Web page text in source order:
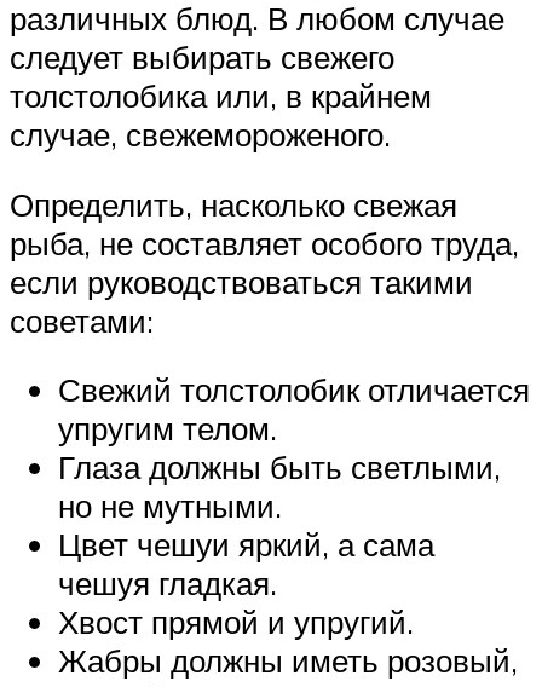
различных блюд. В любом случае
следует выбирать свежего
толстолобика или, в крайнем
случае, свежемороженого.
Определить, насколько свежая
рыба, не составляет особого труда,
если руководствоваться такими
советами:
Свежий толстолобик отличается
упругим телом.
Глаза должны быть светлыми,
но не мутными.
Цвет чешуи яркий, а сама
чешуя гладкая.
Хвост прямой и упругий.
Жабры должны иметь розовый,